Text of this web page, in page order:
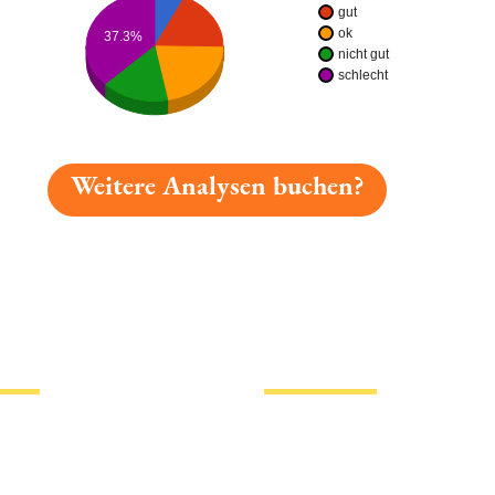
gut
ok
nicht gut
schlecht
37.3%
Weitere Analysen buchen?